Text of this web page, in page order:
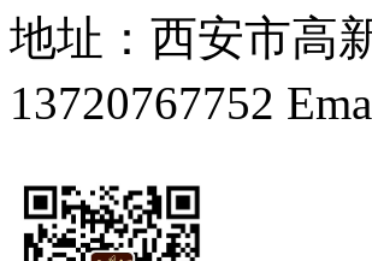
地址：西安市高
13720767752